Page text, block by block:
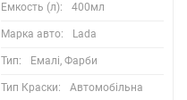
Емкость (л): 400мл
Марка авто: Lada
Тип: Емалі, Фарби
Тип Краски: Автомобільна